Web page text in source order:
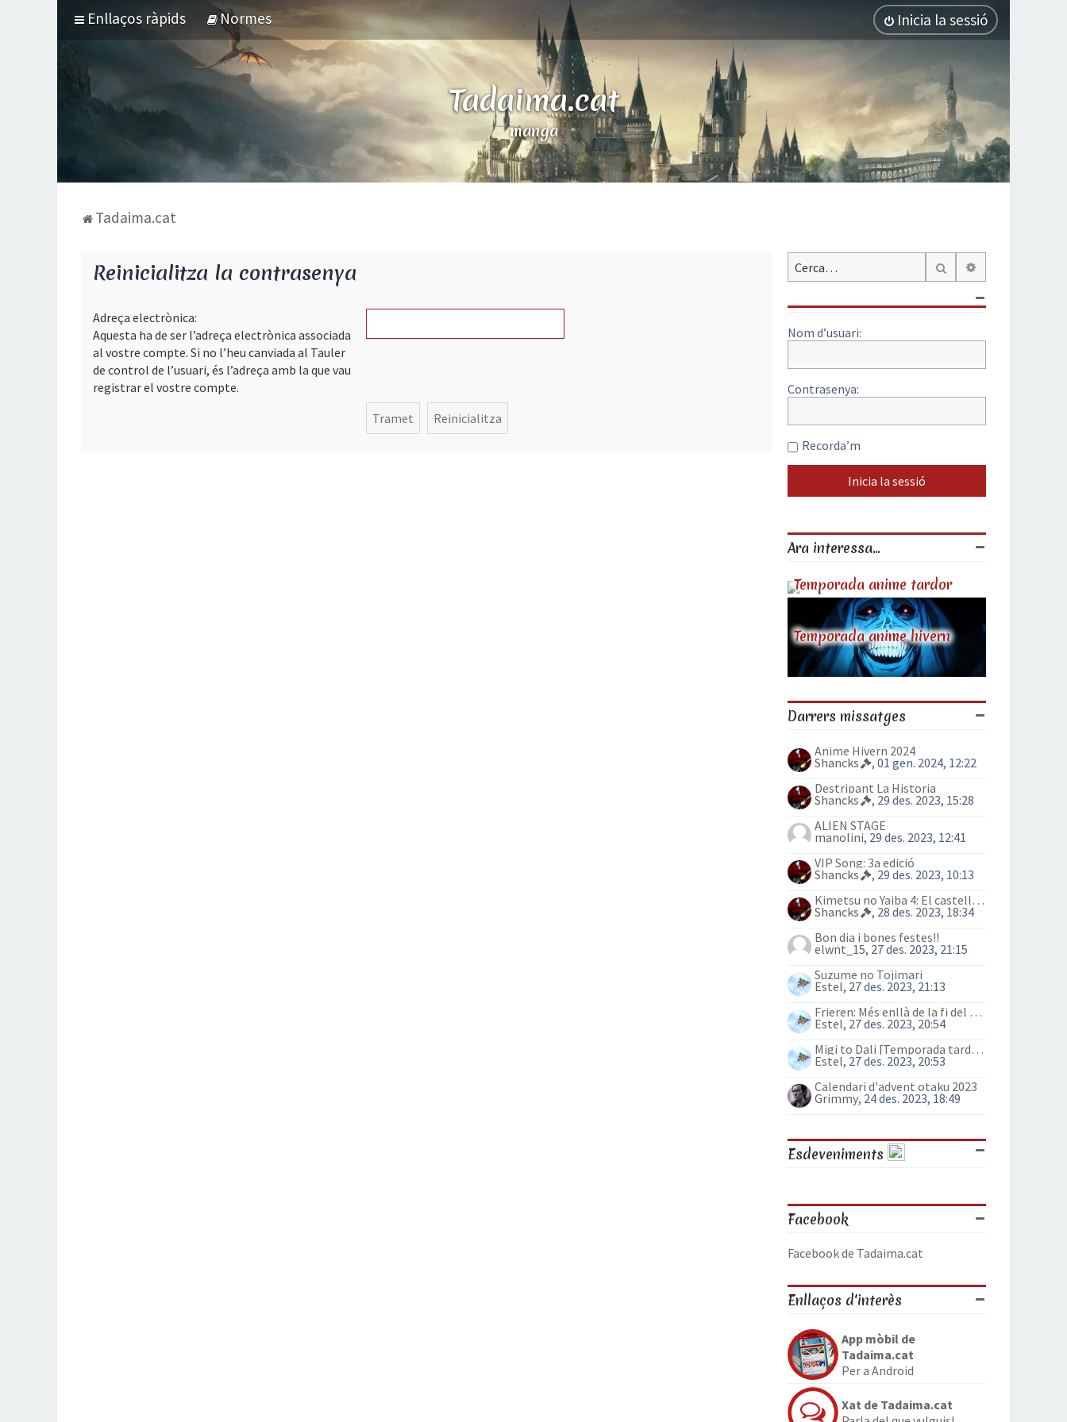
Enllaços ràpids Normes Inicia la sessió
Tadaima.cat
manga
Tadaima.cat
Reinicialitza la contrasenya
Adreça electrònica:
Aquesta ha de ser l’adreça electrònica associada
al vostre compte. Si no l’heu canviada al Tauler
de control de l’usuari, és l’adreça amb la que vau
registrar el vostre compte.
Cerca
Nom d’usuari:
Contrasenya:
Recorda’m
Ara interessa...
Temporada anime tardor
Temporada anime hivern
Darrers missatges
Anime Hivern 2024
Shancks
, 01 gen. 2024, 12:22
Destripant La Historia
Shancks
, 29 des. 2023, 15:28
ALIEN STAGE
manolini, 29 des. 2023, 12:41
VIP Song: 3a edició
Shancks
, 29 des. 2023, 10:13
Kimetsu no Yaiba 4: El castell Infinit
Shancks
, 28 des. 2023, 18:34
Bon dia i bones festes!!
elwnt_15, 27 des. 2023, 21:15
Suzume no Tojimari
Estel, 27 des. 2023, 21:13
Frieren: Més enllà de la fi del viatge (anime)
Estel, 27 des. 2023, 20:54
Migi to Dali [Temporada tardor 2023]
Estel, 27 des. 2023, 20:53
Calendari d'advent otaku 2023
Grimmy, 24 des. 2023, 18:49
Esdeveniments
Facebook
Facebook de Tadaima.cat
Enllaços d'interès
App mòbil de
Tadaima.cat
Per a Android
Xat de Tadaima.cat